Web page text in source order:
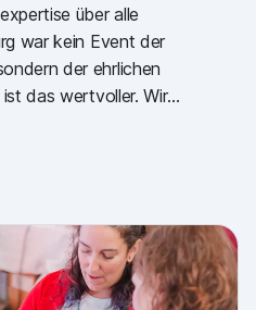
über alle
war kein Event der
der ehrlichen
das wertvoller. Wir
ist da, über